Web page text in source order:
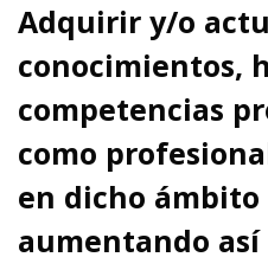
Adquirir y/o
conocimientos,
competencias
como
en dicho
aumentando así